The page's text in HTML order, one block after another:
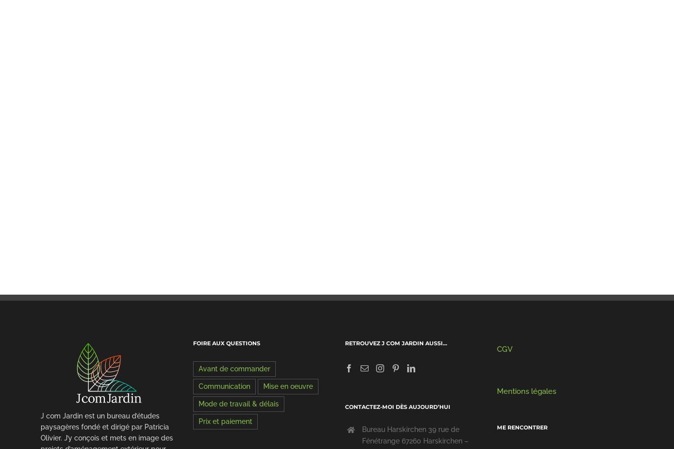
J com Jardin est un bureau d’études
paysagères fondé et dirigé par Patricia
Olivier. J’y conçois et mets en image des
FOIRE AUX QUESTIONS
Avant de commander
Communication Mise en oeuvre
Mode de travail & délais
Prix et paiement
RETROUVEZ J COM JARDIN AUSSI…
CONTACTEZ-MOI DÈS AUJOURD’HUI
Bureau Harskirchen 39 rue de
Fénétrange 67260 Harskirchen –
CGV
Mentions légales
ME RENCONTRER